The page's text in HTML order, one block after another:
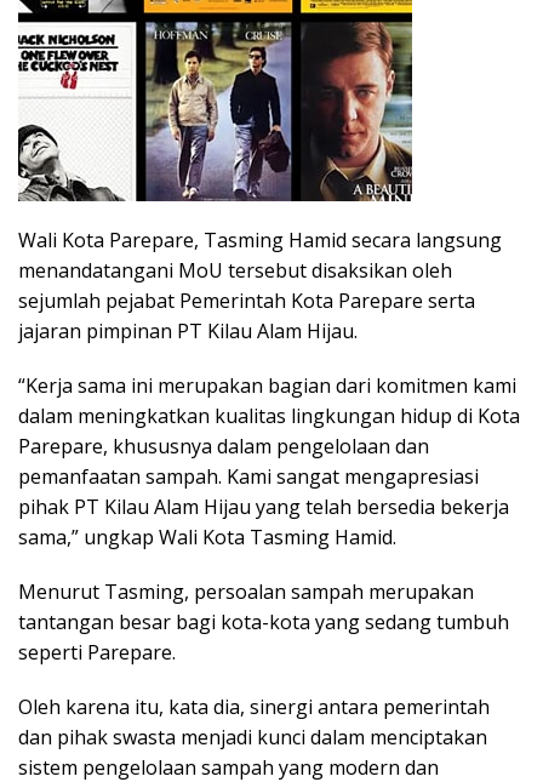
Wali Kota Parepare, Tasming Hamid secara langsung
menandatangani MoU tersebut disaksikan oleh
sejumlah pejabat Pemerintah Kota Parepare serta
jajaran pimpinan PT Kilau Alam Hijau.
“Kerja sama ini merupakan bagian dari komitmen kami
dalam meningkatkan kualitas lingkungan hidup di Kota
Parepare, khususnya dalam pengelolaan dan
pemanfaatan sampah. Kami sangat mengapresiasi
pihak PT Kilau Alam Hijau yang telah bersedia bekerja
sama,” ungkap Wali Kota Tasming Hamid.
Menurut Tasming, persoalan sampah merupakan
tantangan besar bagi kota-kota yang sedang tumbuh
seperti Parepare.
Oleh karena itu, kata dia, sinergi antara pemerintah
dan pihak swasta menjadi kunci dalam menciptakan
sistem pengelolaan sampah yang modern dan